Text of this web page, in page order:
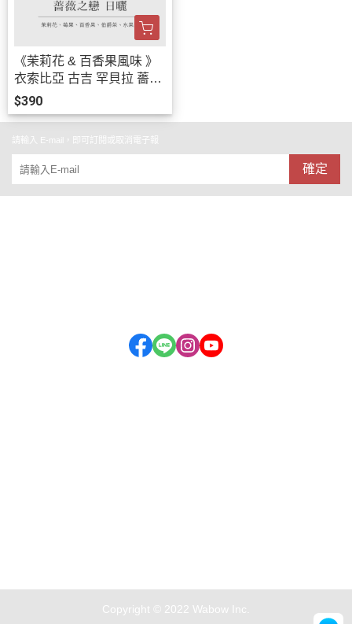
《茉莉花 & 百香果風味 》
衣索比亞 古吉 罕貝拉 薔薇
之戀 日曬 G1 • 咖啡濾掛10
入
$390
請輸入 E-mail，即可訂閱或取消電子報
確定
Copyright © 2022 Wabow Inc.